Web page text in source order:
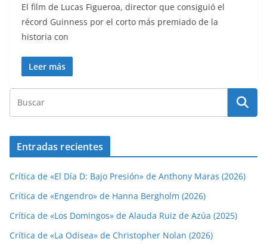
El film de Lucas Figueroa, director que consiguió el
récord Guinness por el corto más premiado de la
historia con
Leer más
Entradas recientes
Crítica de «El Día D: Bajo Presión» de Anthony Maras (2026)
Crítica de «Engendro» de Hanna Bergholm (2026)
Crítica de «Los Domingos» de Alauda Ruiz de Azúa (2025)
Crítica de «La Odisea» de Christopher Nolan (2026)